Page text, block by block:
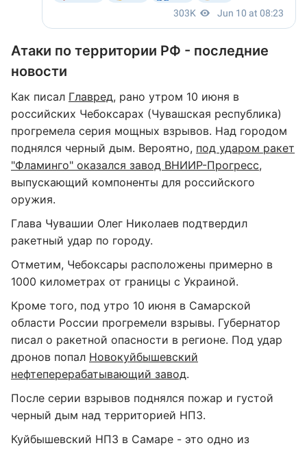
Атаки по территории РФ - последние
новости
Как писал Главред, рано утром 10 июня в
российских Чебоксарах (Чувашская республика)
прогремела серия мощных взрывов. Над городом
поднялся черный дым. Вероятно, под ударом ракет
"Фламинго" оказался завод ВНИИР-Прогресс,
выпускающий компоненты для российского
оружия.
Глава Чувашии Олег Николаев подтвердил
ракетный удар по городу.
Отметим, Чебоксары расположены примерно в
1000 километрах от границы с Украиной.
Кроме того, под утро 10 июня в Самарской
области России прогремели взрывы. Губернатор
писал о ракетной опасности в регионе. Под удар
дронов попал Новокуйбышевский
нефтеперерабатывающий завод.
После серии взрывов поднялся пожар и густой
черный дым над территорией НПЗ.
Куйбышевский НПЗ в Самаре - это одно из